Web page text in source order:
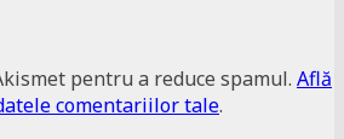
pentru a reduce spamul. Află
comentariilor tale.